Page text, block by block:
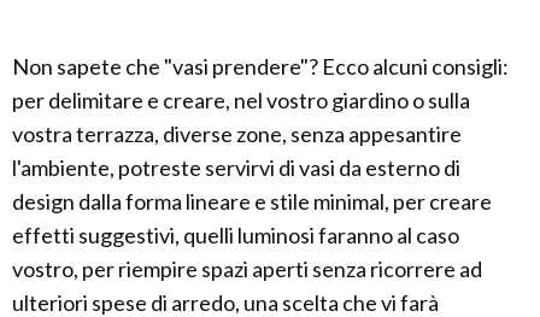
Non sapete che "vasi prendere"? Ecco alcuni consigli:
per delimitare e creare, nel vostro giardino o sulla
vostra terrazza, diverse zone, senza appesantire
l'ambiente, potreste servirvi di vasi da esterno di
design dalla forma lineare e stile minimal, per creare
effetti suggestivi, quelli luminosi faranno al caso
vostro, per riempire spazi aperti senza ricorrere ad
ulteriori spese di arredo, una scelta che vi farà